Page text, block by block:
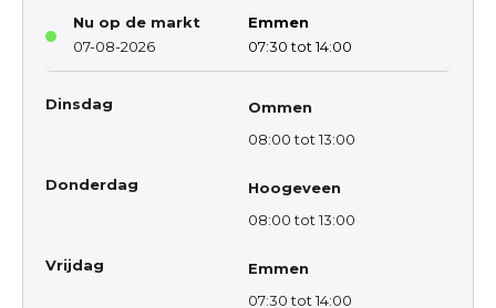
Nu op de markt
07-08-2026
Emmen
07:30 tot 14:00
Dinsdag
Ommen
08:00 tot 13:00
Donderdag
Hoogeveen
08:00 tot 13:00
Vrijdag
Emmen
07:30 tot 14:00